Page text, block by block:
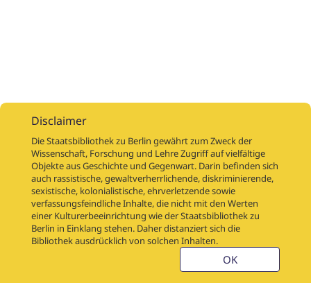
DigitalisierungsaufträgeÜberDigitalisierungsprojekteLinks
DigiworkflowWeitere digitalisierte Bestände
Kontakt
Nutzungsbedingungen
Startseite der SBB
Stabikat
Weitere Kataloge der SBB
Disclaimer
Die Staatsbibliothek zu Berlin gewährt zum Zweck der
Wissenschaft, Forschung und Lehre Zugriff auf vielfältige
Objekte aus Geschichte und Gegenwart. Darin befinden sich
auch rassistische, gewaltverherrlichende, diskriminierende,
sexistische, kolonialistische, ehrverletzende sowie
verfassungsfeindliche Inhalte, die nicht mit den Werten
einer Kulturerbeeinrichtung wie der Staatsbibliothek zu
Berlin in Einklang stehen. Daher distanziert sich die
Bibliothek ausdrücklich von solchen Inhalten.
OK